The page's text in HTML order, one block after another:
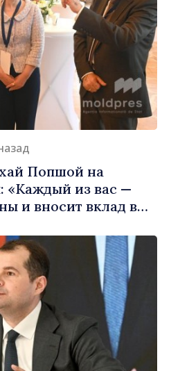
Попшой на
«Каждый из вас —
и вносит вклад в